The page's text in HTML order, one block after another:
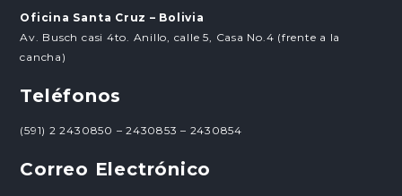
Oficina Santa Cruz – Bolivia
Av. Busch casi 4to. Anillo, calle 5, Casa No.4 (frente a la
cancha)
Teléfonos
(591) 2 2430850 – 2430853 – 2430854
Correo Electrónico